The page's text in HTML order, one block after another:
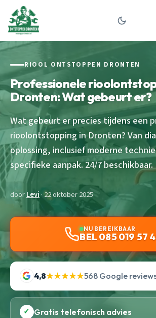
RIOOL ONTSTOPPEN DRONTEN
Professionele
Dronten: Wat gebeurt er?
Wat gebeurt er precies tijdens een
rioolontstopping in Dronten? Van
oplossing, inclusief moderne
specifieke aanpak. 24/7 beschikbaar.
doorLevi· 22 oktober 2025
NU BEREIKBAAR
BEL 085 019 57
4,8★★★★★568 Google
✓ Gratis telefonisch advies